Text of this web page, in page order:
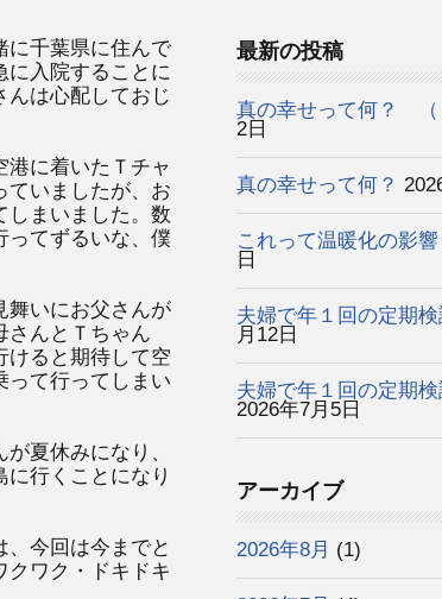
に千葉県に住んで
に入院することに
んは心配しておじ
港に着いたＴチャ
ていましたが、お
しまいました。数
ってずるいな、僕
舞いにお父さんが
さんとＴちゃん
けると期待して空
って行ってしまい
夏休みになり、
行くことになり
今回は今までと
クワク・ドキドキ
最新の投稿
真の幸せって何？ （
2日
真の幸せって何？
これって温暖化の影響
日
夫婦で年１回の定期
月12日
夫婦で年１回の定期
2026年7月5日
アーカイブ
2026年8月 (1)